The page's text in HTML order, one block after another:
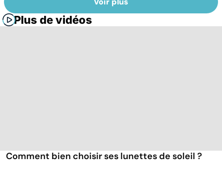
Plus de vidéos
Comment bien choisir ses lunettes de soleil ?